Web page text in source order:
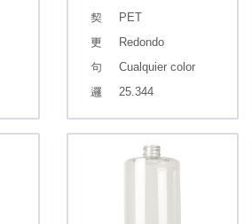
PET
Redondo
Cualquier color
25.344